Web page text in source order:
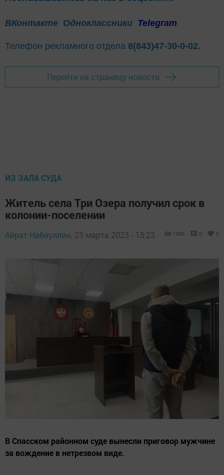
ВКонтакте Одноклассники Telegram
Телефон рекламного отдела 8(843)47-30-0-02.
Перейти на страницу новости
ИЗ ЗАЛА СУДА
Житель села Три Озера получил срок в
колонии-поселении
Айрат Набиуллин, 23 марта 2023 - 15:23 1883 0 0
В Спасском районном суде вынесли приговор мужчине
за вождение в нетрезвом виде.